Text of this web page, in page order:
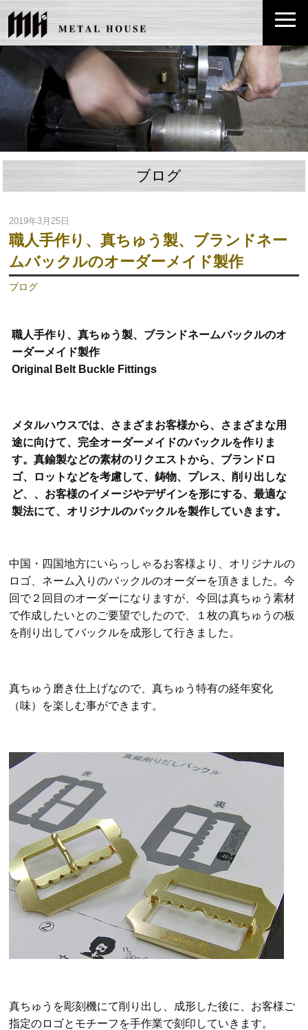
ブログ
2019年3月25日
職人手作り、真ちゅう製、ブランドネー
ムバックルのオーダーメイド製作
ブログ
職人手作り、真ちゅう製、ブランドネームバックルのオ
ーダーメイド製作
Original Belt Buckle Fittings
メタルハウスでは、さまざまお客様から、さまざまな用
途に向けて、完全オーダーメイドのバックルを作りま
す。真鍮製などの素材のリクエストから、ブランドロ
ゴ、ロットなどを考慮して、鋳物、プレス、削り出しな
ど、、お客様のイメージやデザインを形にする、最適な
製法にて、オリジナルのバックルを製作していきます。
中国・四国地方にいらっしゃるお客様より、オリジナルの
ロゴ、ネーム入りのバックルのオーダーを頂きました。今
回で２回目のオーダーになりますが、今回は真ちゅう素材
で作成したいとのご要望でしたので、１枚の真ちゅうの板
を削り出してバックルを成形して行きました。
真ちゅう磨き仕上げなので、真ちゅう特有の経年変化
（味）を楽しむ事ができます。
真ちゅうを彫刻機にて削り出し、成形した後に、お客様ご
指定のロゴとモチーフを手作業で刻印していきます。